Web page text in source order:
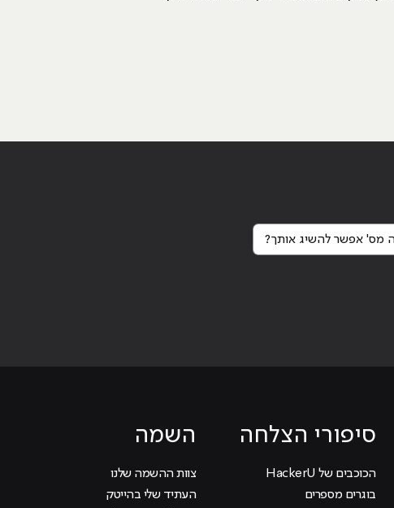
אפשר להשיג אותך?
סיפורי הצלחה
הכוכבים של HackerU
בוגרים מספרים
השמה
צוות ההשמה שלנו
העתיד שלי בהייטק